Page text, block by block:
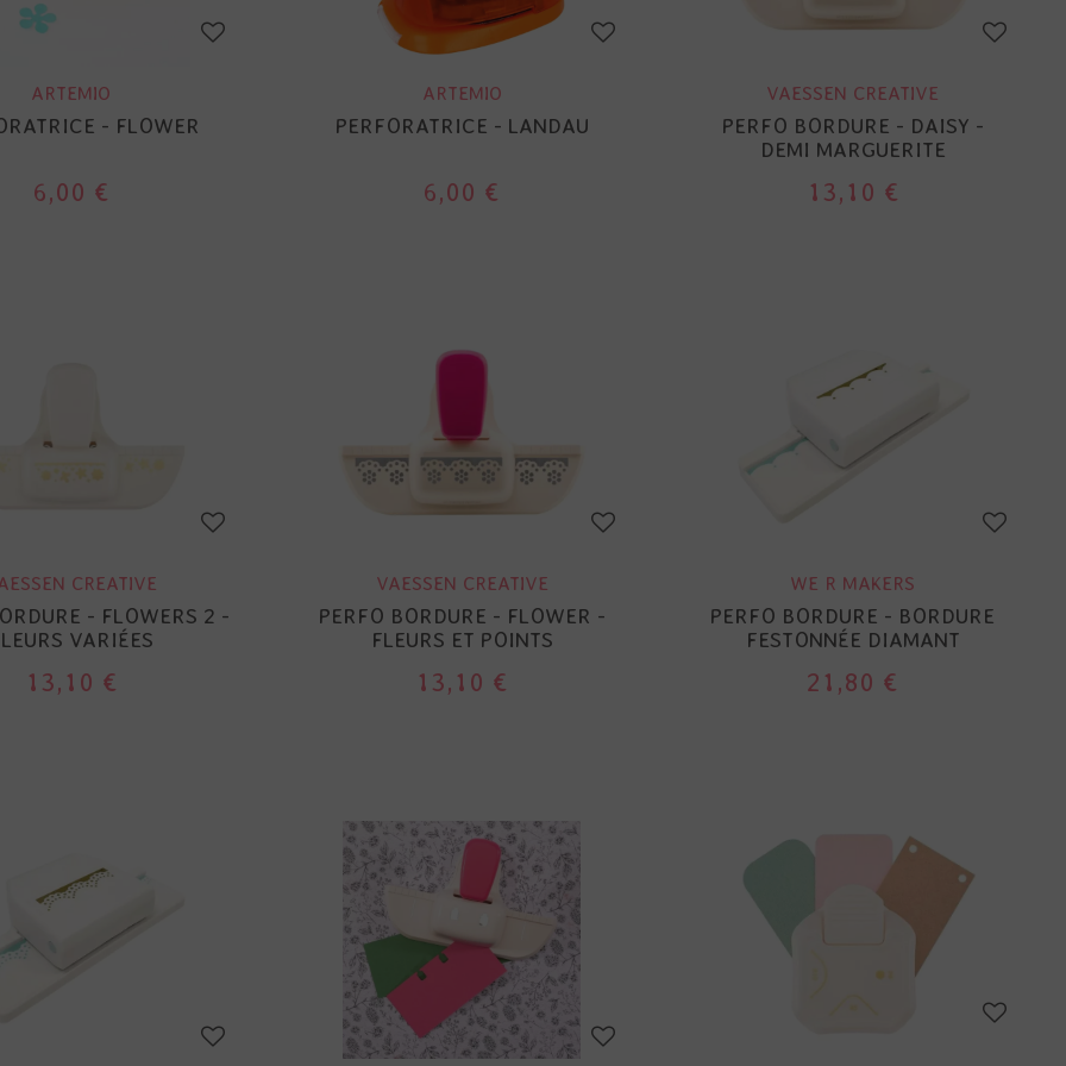
ARTEMIO
- FLOWER
6,00 €
ARTEMIO
PERFORATRICE - LANDAU
6,00 €
VAESSEN CREATIVE
PERFO BORDURE - DAISY -
DEMI MARGUERITE
13,10 €
CREATIVE
- FLOWERS 2 -
VARIÉES
13,10 €
VAESSEN CREATIVE
PERFO BORDURE - FLOWER -
FLEURS ET POINTS
13,10 €
WE R MAKERS
PERFO BORDURE - BORDURE
FESTONNÉE DIAMANT
21,80 €